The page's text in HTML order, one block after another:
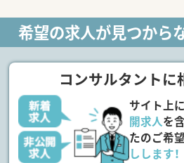
希望の求人が見つから
コンサルタントに
サイト上
開求人を
たのご希
しします！